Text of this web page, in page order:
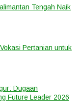
Tengah Naik
Pertanian untuk
Dugaan
Future Leader 2026